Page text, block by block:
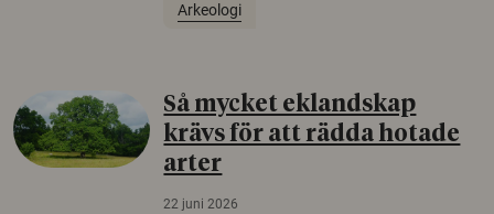
Arkeologi
Så mycket eklandskap
krävs för att rädda hotade
arter
22 juni 2026